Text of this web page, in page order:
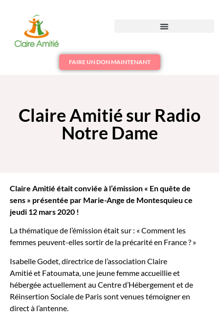
FAIRE UN DON MAINTENANT
Claire Amitié sur Radio
Notre Dame
Claire Amitié était conviée à l’émission « En quête de
sens » présentée par Marie-Ange de Montesquieu ce
jeudi 12 mars 2020 !
La thématique de l’émission était sur : « Comment les
femmes peuvent-elles sortir de la précarité en France ? »
Isabelle Godet, directrice de l’association Claire
Amitiéet Fatoumata, une jeune femme accueillie et
hébergée actuellement au Centre d’Hébergement et de
Réinsertion Sociale de Paris sont venues témoigner en
direct à l’antenne.